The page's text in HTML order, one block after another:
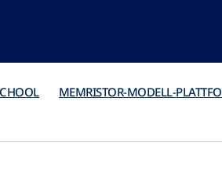
MEMRISTOR-MODELL-